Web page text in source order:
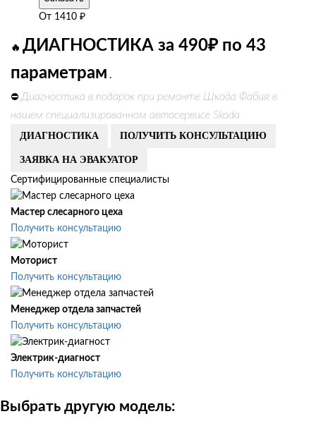
От 1410 ₽
🔥 ДИАГНОСТИКА за 490₽ по 43
параметрам .
⛔ Диагностика в подарок при ремонте Шкода Фабия в
нашем специализированном автосервисе Skoda
ДИАГНОСТИКА ПОЛУЧИТЬ КОНСУЛЬТАЦИЮ
ЗАЯВКА НА ЭВАКУАТОР
Сертифицированные специалисты
Мастер слесарного цеха
Получить консультацию
Моторист
Получить консультацию
Менеджер отдела запчастей
Получить консультацию
Электрик-диагност
Получить консультацию
Выбрать другую модель: